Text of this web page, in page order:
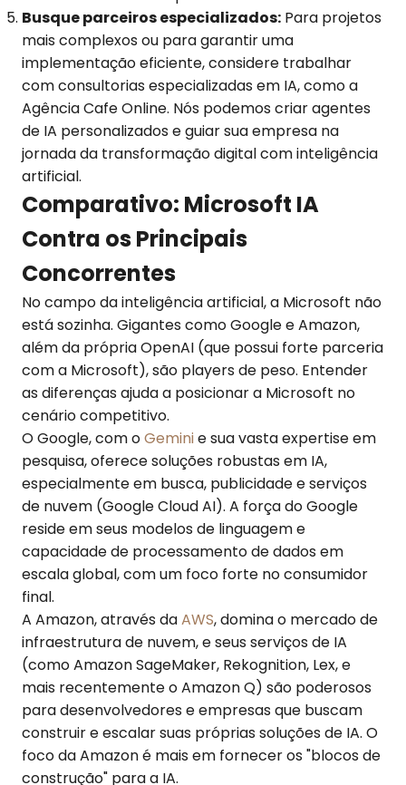
Busque parceiros especializados: Para projetos
mais complexos ou para garantir uma
implementação eficiente, considere trabalhar
com consultorias especializadas em IA, como a
Agência Cafe Online. Nós podemos criar agentes
de IA personalizados e guiar sua empresa na
jornada da transformação digital com inteligência
artificial.
Comparativo: Microsoft IA
Contra os Principais
Concorrentes
No campo da inteligência artificial, a Microsoft não
está sozinha. Gigantes como Google e Amazon,
além da própria OpenAI (que possui forte parceria
com a Microsoft), são players de peso. Entender
as diferenças ajuda a posicionar a Microsoft no
cenário competitivo.
O Google, com oGeminie sua vasta expertise em
pesquisa, oferece soluções robustas em IA,
especialmente em busca, publicidade e serviços
de nuvem (Google Cloud AI). A força do Google
reside em seus modelos de linguagem e
capacidade de processamento de dados em
escala global, com um foco forte no consumidor
final.
A Amazon, através daAWS, domina o mercado de
infraestrutura de nuvem, e seus serviços de IA
(como Amazon SageMaker, Rekognition, Lex, e
mais recentemente o Amazon Q) são poderosos
para desenvolvedores e empresas que buscam
construir e escalar suas próprias soluções de IA. O
foco da Amazon é mais em fornecer os "blocos de
construção" para a IA.